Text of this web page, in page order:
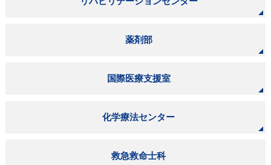
薬剤部
国際医療支援室
化学療法センター
救急救命士科